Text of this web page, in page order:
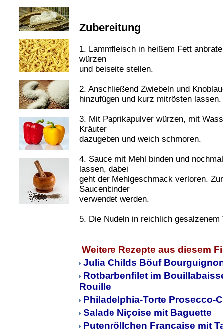
Zubereitung
1. Lammfleisch in heißem Fett
würzen
und beiseite stellen.
2. Anschließend Zwiebeln und
hinzufügen und kurz mitrösten lassen.
3. Mit Paprikapulver würzen, mit
Kräuter
dazugeben und weich schmoren.
4. Sauce mit Mehl binden und
lassen, dabei
geht der Mehlgeschmack verloren.
Saucenbinder
verwendet werden.
5. Die Nudeln in reichlich
Weitere Rezepte aus diesem
Julia Childs Böuf
Rotbarbenfilet im
Rouille
Philadelphia-Torte Prosecco-
Salade Niçoise mit Baguette
Putenröllchen Francaise mit